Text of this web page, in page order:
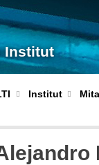
Institut
Institut